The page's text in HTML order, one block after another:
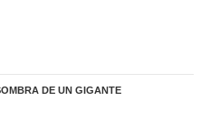
DE UN GIGANTE